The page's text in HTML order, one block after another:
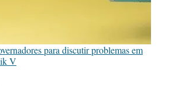
para discutir problemas em
V